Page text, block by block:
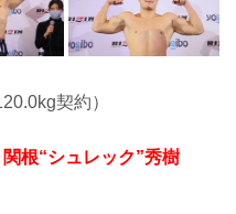
契約）
関根“シュレック”秀樹